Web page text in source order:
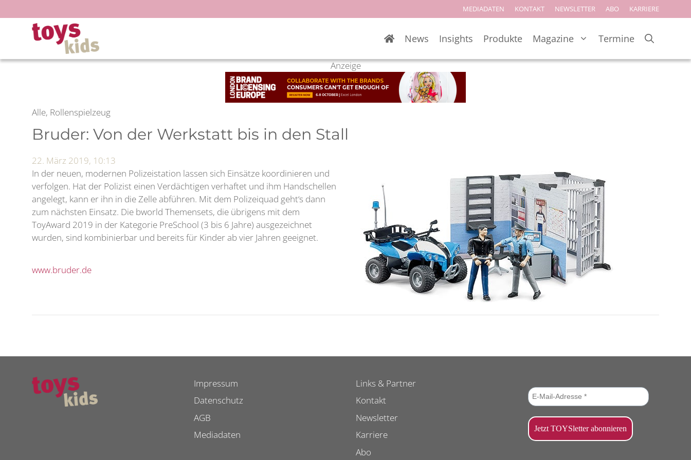
Inhalt
springen
MEDIADATEN KONTAKT NEWSLETTER ABO KARRIERE
News Insights Produkte Magazine Termine
Anzeige
Alle, Rollenspielzeug
Bruder: Von der Werkstatt bis in den Stall
22. März 2019, 10:13
In der neuen, modernen Polizeistation lassen sich Einsätze koordinieren und
verfolgen. Hat der Polizist einen Verdächtigen verhaftet und ihm Handschellen
angelegt, kann er ihn in die Zelle abführen. Mit dem Polizeiquad geht‘s dann
zum nächsten Einsatz. Die bworld Themensets, die übrigens mit dem
ToyAward 2019 in der Kategorie PreSchool (3 bis 6 Jahre) ausgezeichnet
wurden, sind kombinierbar und bereits für Kinder ab vier Jahren geeignet.
www.bruder.de
Impressum
Datenschutz
AGB
Mediadaten
Links & Partner
Kontakt
Newsletter
Karriere
Abo